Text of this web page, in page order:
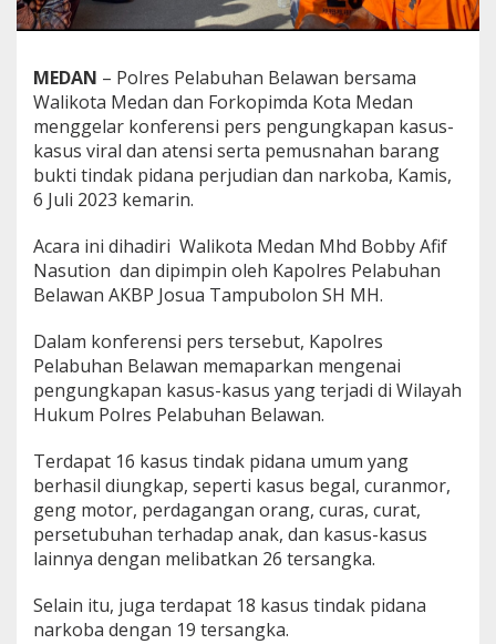
o
t
a
U
n
g
k
p
K
a
s
s
B
e
r
b
g
a
i
K
e
j
h
a
MEDAN – Polres Pelabuhan Belawan bersama
Walikota Medan dan Forkopimda Kota Medan
menggelar konferensi pers pengungkapan kasus-
kasus viral dan atensi serta pemusnahan barang
bukti tindak pidana perjudian dan narkoba, Kamis,
6 Juli 2023 kemarin.
Acara ini dihadiri Walikota Medan Mhd Bobby Afif
Nasution dan dipimpin oleh Kapolres Pelabuhan
Belawan AKBP Josua Tampubolon SH MH.
Dalam konferensi pers tersebut, Kapolres
Pelabuhan Belawan memaparkan mengenai
pengungkapan kasus-kasus yang terjadi di Wilayah
Hukum Polres Pelabuhan Belawan.
Terdapat 16 kasus tindak pidana umum yang
berhasil diungkap, seperti kasus begal, curanmor,
geng motor, perdagangan orang, curas, curat,
persetubuhan terhadap anak, dan kasus-kasus
lainnya dengan melibatkan 26 tersangka.
Selain itu, juga terdapat 18 kasus tindak pidana
narkoba dengan 19 tersangka.